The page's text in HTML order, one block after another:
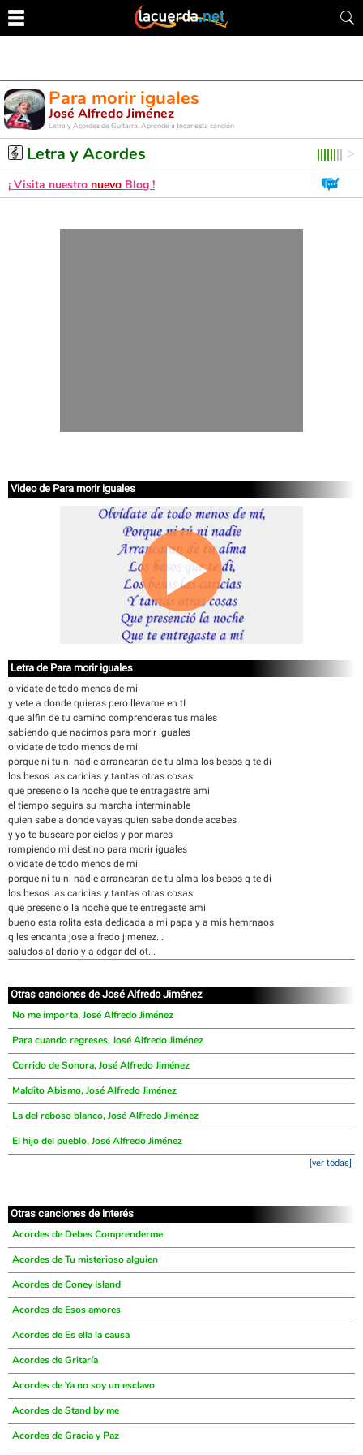
Para morir iguales
José Alfredo Jiménez
Letra y Acordes de Guitarra. Aprende a tocar esta canción
Letra y Acordes
¡ Visita nuestro nuevo Blog !
Video de Para morir iguales
Letra de Para morir iguales
olvidate de todo menos de mi
y vete a donde quieras pero llevame en tI
que alfin de tu camino comprenderas tus males
sabiendo que nacimos para morir iguales
olvidate de todo menos de mi
porque ni tu ni nadie arrancaran de tu alma los besos q te di
los besos las caricias y tantas otras cosas
que presencio la noche que te entragastre ami
el tiempo seguira su marcha interminable
quien sabe a donde vayas quien sabe donde acabes
y yo te buscare por cielos y por mares
rompiendo mi destino para morir iguales
olvidate de todo menos de mi
porque ni tu ni nadie arrancaran de tu alma los besos q te di
los besos las caricias y tantas otras cosas
que presencio la noche que te entregaste ami
bueno esta rolita esta dedicada a mi papa y a mis hemrnaos
q les encanta jose alfredo jimenez...
saludos al dario y a edgar del ot...
Otras canciones de José Alfredo Jiménez
No me importa, José Alfredo Jiménez
Para cuando regreses, José Alfredo Jiménez
Corrido de Sonora, José Alfredo Jiménez
Maldito Abismo, José Alfredo Jiménez
La del reboso blanco, José Alfredo Jiménez
El hijo del pueblo, José Alfredo Jiménez
[ver todas]
Otras canciones de interés
Acordes de Debes Comprenderme
Acordes de Tu misterioso alguien
Acordes de Coney Island
Acordes de Esos amores
Acordes de Es ella la causa
Acordes de Gritaría
Acordes de Ya no soy un esclavo
Acordes de Stand by me
Acordes de Gracia y Paz